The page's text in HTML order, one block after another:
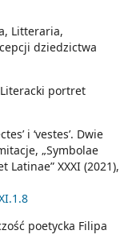
Litteraria,
dziedzictwa
portret
i ‘vestes’. Dwie
„Symbolae
XXXI (2021),
poetycka Filipa